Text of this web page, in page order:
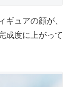
ギュアの顔が、
成度に上がって